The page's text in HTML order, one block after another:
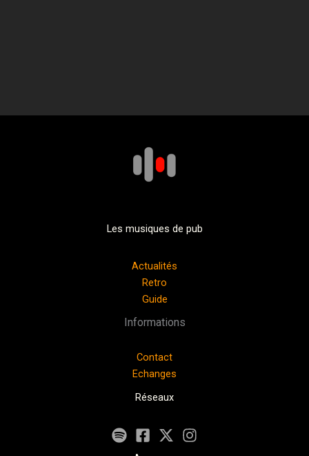
Les musiques de pub
Actualités
Retro
Guide
Informations
Contact
Echanges
Réseaux